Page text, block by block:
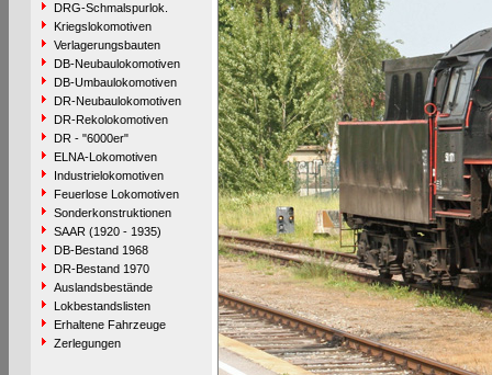
DRG-Schmalspurlok.
Kriegslokomotiven
Verlagerungsbauten
DB-Neubaulokomotiven
DB-Umbaulokomotiven
DR-Neubaulokomotiven
DR-Rekolokomotiven
DR - "6000er"
ELNA-Lokomotiven
Industrielokomotiven
Feuerlose Lokomotiven
Sonderkonstruktionen
SAAR (1920 - 1935)
DB-Bestand 1968
DR-Bestand 1970
Auslandsbestände
Lokbestandslisten
Erhaltene Fahrzeuge
Zerlegungen